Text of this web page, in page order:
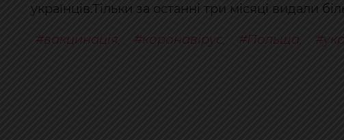
українців.Тільки за останні три місяці видали
вакцинація, коронавірус Польща,